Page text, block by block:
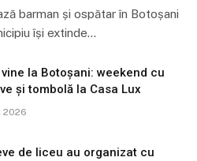
barman și ospătar în Botoșani
își extinde…
vine la Botoșani: weekend cu
și tombolă la Casa Lux
2026
de liceu au organizat cu